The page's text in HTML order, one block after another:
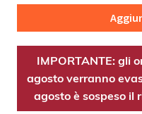
IMPORTANTE: gli
agosto verranno
agosto è sospeso il